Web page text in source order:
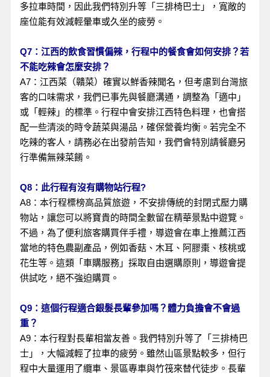
多拉車時間，因此我們特別升等「三排椅巴士」，寬敞的
座位能有效減輕暈車或久坐的疲勞。
Q7：江西的飲食習慣偏辣，行程中的餐食會如何安排？若
不能吃辣會怎麼安排？
A7：江西菜（贛菜）確實以鮮香辣聞名，但考慮到台灣旅
客的口味需求，我們已事先與餐廳溝通，調整為「適中」
或「輕辣」的標準。行程中會安排江西特色料理，也會搭
配一些清淡的時令蔬菜與湯品，確保營養均衡。若完全不
吃辣的客人，請務必在出發前告知，我們會特別請餐廳另
行準備無辣菜餚。
Q8：此行程有沒有購物站行程?
A8：本行程標榜高品質旅遊，不安排傳統的封閉式壓力購
物站，讓您可以將寶貴的時間全數留在精華景點中遊覽。
不過，為了便利旅客購買伴手禮，導遊會在車上推薦江西
當地的特色農副產品，例如香菇、木耳、阿膠棗、核桃或
花生等。這類「車購服務」採取自由選購原則，導遊會提
供試吃，絕不強迫購買。
Q9：這個行程適合銀髮長輩參加嗎？體力負擔會不會過
重？
A9：本行程對長輩相當友善。我們特別升等了「三排椅巴
士」，大幅減輕了拉車的疲勞。雖然山區景點較多，但行
程中大量運用了纜車、景區專車與竹筏來替代徒步。長輩